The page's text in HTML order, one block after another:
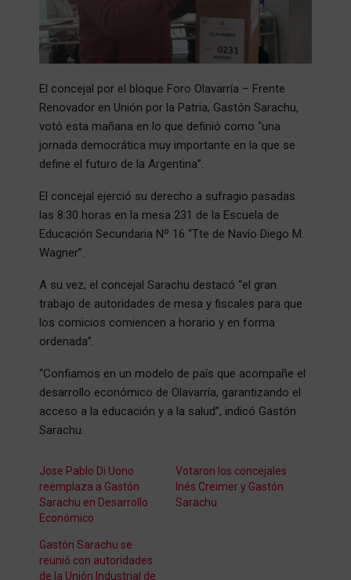
El concejal por el bloque Foro Olavarría – Frente
Renovador en Unión por la Patria, Gastón Sarachu,
votó esta mañana en lo que definió como “una
jornada democrática muy importante en la que se
define el futuro de la Argentina”.
El concejal ejerció su derecho a sufragio pasadas
las 8:30 horas en la mesa 231 de la Escuela de
Educación Secundaria Nº 16 “Tte de Navío Diego M.
Wagner”.
A su vez, el concejal Sarachu destacó “el gran
trabajo de autoridades de mesa y fiscales para que
los comicios comiencen a horario y en forma
ordenada”.
“Confiamos en un modelo de país que acompañe el
desarrollo económico de Olavarría, garantizando el
acceso a la educación y a la salud”, indicó Gastón
Sarachu.
Jose Pablo Di Uono
reemplaza a Gastón
Sarachu en Desarrollo
Económico
Votaron los concejales
Inés Creimer y Gastón
Sarachu
Gastón Sarachu se
reunió con autoridades
de la Unión Industrial de